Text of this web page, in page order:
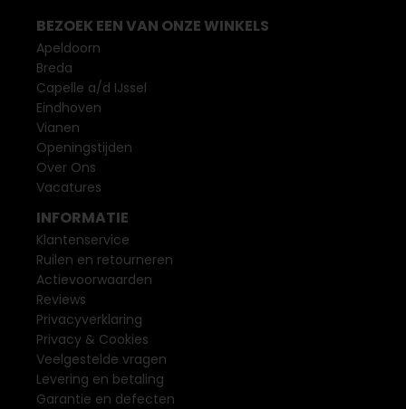
BEZOEK EEN VAN ONZE WINKELS
Apeldoorn
Breda
Capelle a/d IJssel
Eindhoven
Vianen
Openingstijden
Over Ons
Vacatures
INFORMATIE
Klantenservice
Ruilen en retourneren
Actievoorwaarden
Reviews
Privacyverklaring
Privacy & Cookies
Veelgestelde vragen
Levering en betaling
Garantie en defecten